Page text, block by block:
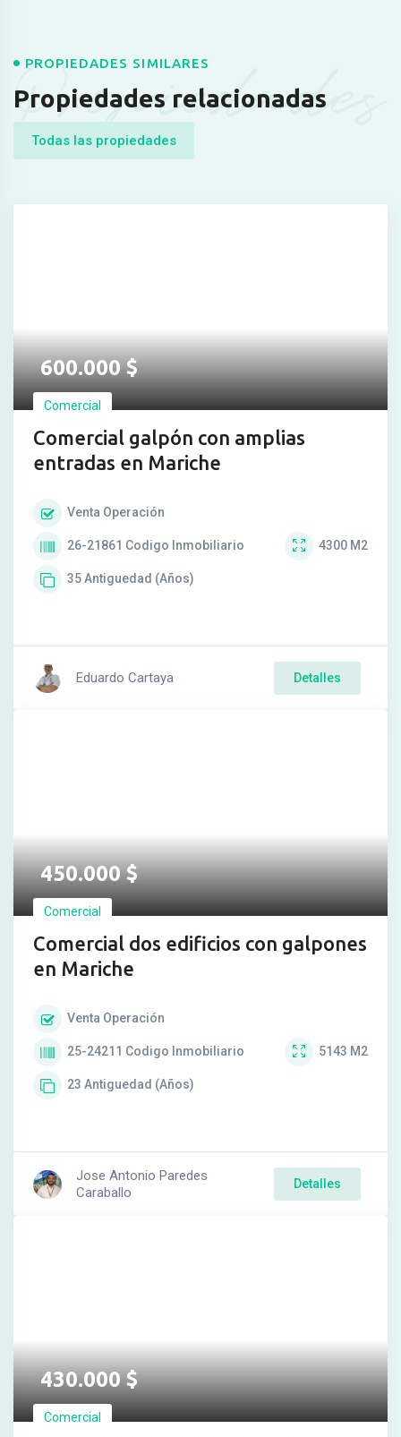
Propiedades
PROPIEDADES SIMILARES
Propiedades relacionadas
Todas las propiedades
600.000$
Comercial
Comercial galpón con amplias
entradas en Mariche
Venta Operación
26-21861 Codigo Inmobiliario 4300 M2
35Antiguedad (Años)
Eduardo Cartaya Detalles
450.000$
Comercial
Comercial dos edificios con galpones
en Mariche
Venta Operación
25-24211 Codigo Inmobiliario 5143 M2
23 Antiguedad (Años)
Jose Antonio Paredes
Caraballo
Detalles
430.000$
Comercial